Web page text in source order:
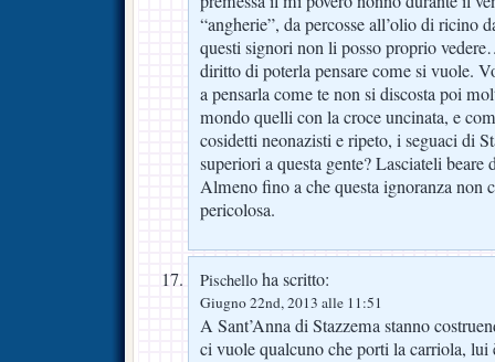
“angherie”, da percosse all’olio di ricino
questi signori non li posso proprio
diritto di poterla pensare come si vuole.
a pensarla come te non si discosta poi
mondo quelli con la croce uncinata, e
cosidetti neonazisti e ripeto, i seguaci di
superiori a questa gente? Lasciateli
Almeno fino a che questa ignoranza non
pericolosa.
Pischello ha scritto:
Giugno 22nd, 2013 alle 11:51
A Sant’Anna di Stazzema stanno
ci vuole qualcuno che porti la carriola, lui